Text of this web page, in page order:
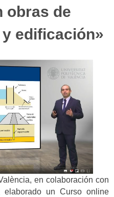
obras de
edificación»
en colaboración con
elaborado un Curso online